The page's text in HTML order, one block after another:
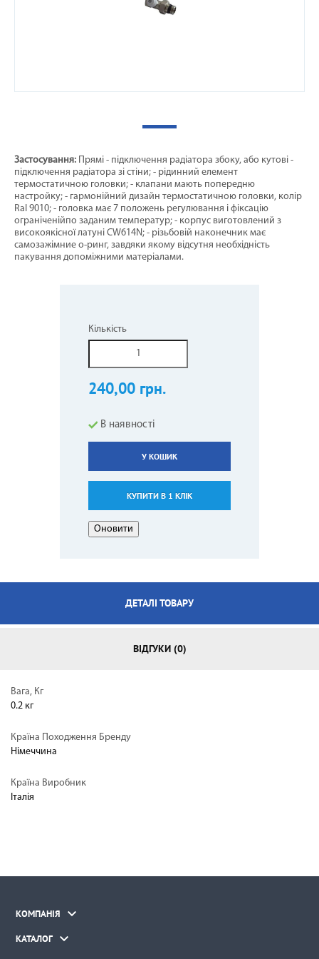
Застосування: Прямі - підключення радіатора збоку, або кутові -
підключення радіатора зі стіни; - рідинний елемент
термостатичною головки; - клапани мають попередню
настройку; - гармонійний дизайн термостатичною головки, колір
Ral 9010; - головка має 7 положень регулювання і фіксацію
ограніченійпо заданим температур; - корпус виготовлений з
високоякісної латуні CW614N; - різьбовій наконечник має
самозажімние о-ринг, завдяки якому відсутня необхідність
пакування допоміжними матеріалами.
Кількість
240,00 грн.
В наявності
У КОШИК
КУПИТИ В 1 КЛІК
ДЕТАЛІ ТОВАРУ
ВІДГУКИ (0)
Вага, Кг
0.2 кг
Країна Походження Бренду
Німеччина
Країна Виробник
Італія
КОМПАНІЯ 
КАТАЛОГ 